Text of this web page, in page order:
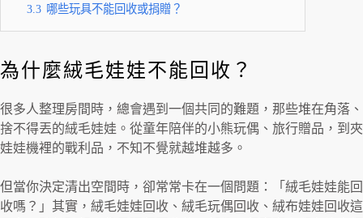
3.3 哪些玩具不能回收或捐贈？
為什麼絨毛娃娃不能回收？
很多人整理房間時，總會遇到一個共同的難題，那些堆在角落、
捨不得丟的絨毛娃娃。從童年陪伴的小熊玩偶、旅行贈品，到夾
娃娃機裡的戰利品，不知不覺就越堆越多。
但當你決定清出空間時，卻常常卡在一個問題：「絨毛娃娃能回
收嗎？」其實，絨毛娃娃回收、絨毛玩偶回收、絨布娃娃回收這